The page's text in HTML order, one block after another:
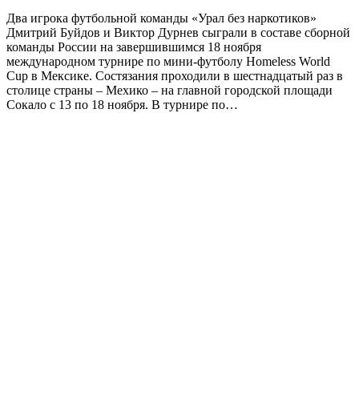
Два игрока футбольной команды «Урал без наркотиков»
Дмитрий Буйдов и Виктор Дурнев сыграли в составе сборной
команды России на завершившимся 18 ноября
международном турнире по мини-футболу Homeless World
Cup в Мексике. Состязания проходили в шестнадцатый раз в
столице страны – Мехико – на главной городской площади
Сокало с 13 по 18 ноября. В турнире по…